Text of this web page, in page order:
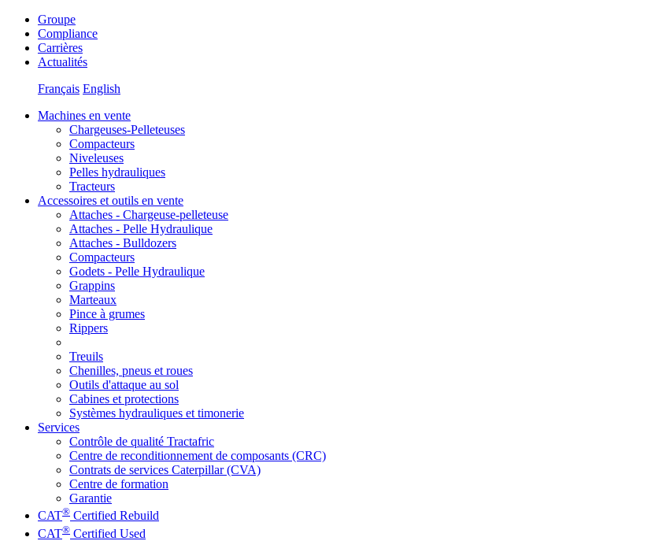
Groupe
Compliance
Carrières
Actualités
Français English
Machines en vente
Chargeuses-Pelleteuses
Compacteurs
Niveleuses
Pelles hydrauliques
Tracteurs
Accessoires et outils en vente
Attaches - Chargeuse-pelleteuse
Attaches - Pelle Hydraulique
Attaches - Bulldozers
Compacteurs
Godets - Pelle Hydraulique
Grappins
Marteaux
Pince à grumes
Rippers
Treuils
Chenilles, pneus et roues
Outils d'attaque au sol
Cabines et protections
Systèmes hydrauliques et timonerie
Services
Contrôle de qualité Tractafric
Centre de reconditionnement de composants (CRC)
Contrats de services Caterpillar (CVA)
Centre de formation
Garantie
CAT® Certified Rebuild
CAT® Certified Used